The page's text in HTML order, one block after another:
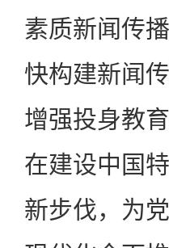
素质新闻传
快构建新闻
增强投身教
在建设中国
新步伐，为